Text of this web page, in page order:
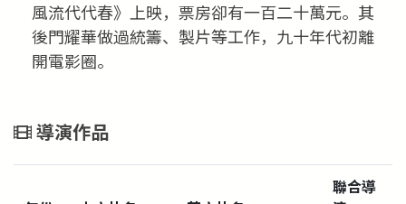
風流代代春》上映，票房卻有一百二十萬元。其
後門耀華做過統籌、製片等工作，九十年代初離
開電影圈。
導演作品
聯合導